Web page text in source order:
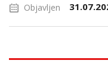
Objavljen